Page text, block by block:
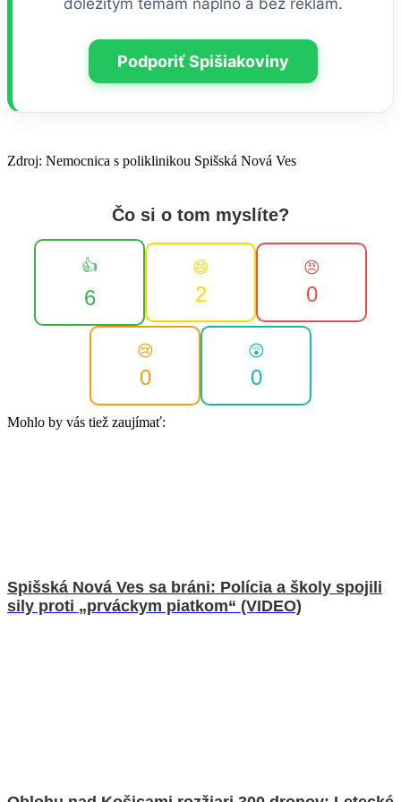
dôležitým témam naplno a bez reklám.
Podporiť Spišiakoviny
Zdroj: Nemocnica s poliklinikou Spišská Nová Ves
Čo si o tom myslíte?
👍
6
😄
2
😠
0
😢
0
😲
0
Mohlo by vás tiež zaujímať:
Spišská Nová Ves sa bráni: Polícia a školy spojili
sily proti „prváckym piatkom“ (VIDEO)